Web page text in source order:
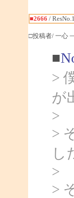
■2666 /
□投稿者/ 一心
■
>
が
>
>
し
>
>